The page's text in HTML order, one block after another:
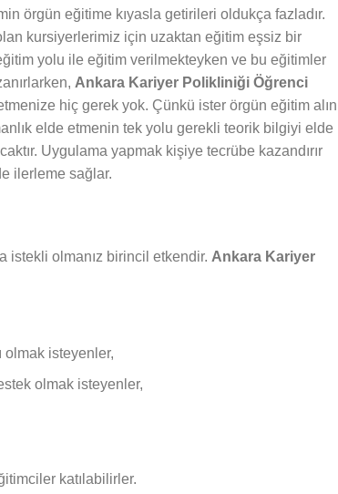
örgün eğitime kıyasla getirileri oldukça fazladır.
kursiyerlerimiz için uzaktan eğitim eşsiz bir
yolu ile eğitim verilmekteyken ve bu eğitimler
Ankara Kariyer Polikliniği Öğrenci
hiç gerek yok. Çünkü ister örgün eğitim alın
elde etmenin tek yolu gerekli teorik bilgiyi elde
Uygulama yapmak kişiye tecrübe kazandırır
ilerleme sağlar.
istekli olmanız birincil etkendir. Ankara Kariyer
olmak isteyenler,
olmak isteyenler,
katılabilirler.